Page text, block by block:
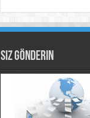
Siz Gönderin